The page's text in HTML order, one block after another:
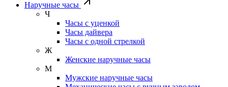
Наручные часы
Ч
Часы с уценкой
Часы дайвера
Часы с одной стрелкой
Ж
Женские наручные часы
М
Мужские наручные часы